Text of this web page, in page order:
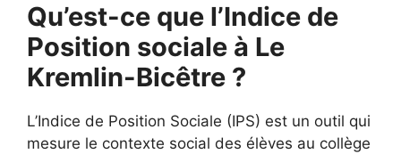
Qu’est-ce que l’Indice de
Position sociale à Le
Kremlin-Bicêtre ?
L’Indice de Position Sociale (IPS) est un outil qui
mesure le contexte social des élèves au collège